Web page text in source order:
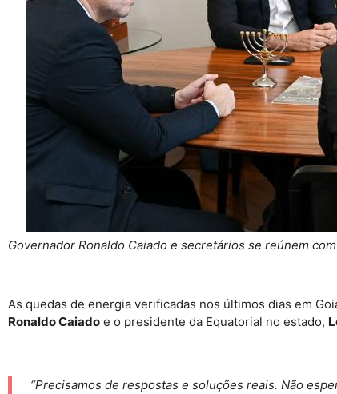
Governador Ronaldo Caiado e secretários se reúnem
As quedas de energia verificadas nos últimos dias em
Ronaldo Caiado e o presidente da Equatorial no estado,
“Precisamos de respostas e soluções reais. Não